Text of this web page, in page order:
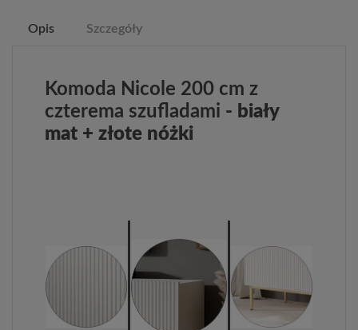
Opis Szczegóły
Komoda Nicole 200 cm z
czterema szufladami - biały
mat + złote nóżki